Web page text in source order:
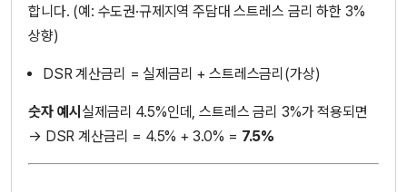
합니다. (예: 수도권·규제지역 주담대 스트레스 금리 하한 3%
상향)
DSR 계산금리 = 실제금리 + 스트레스금리(가상)
숫자 예시실제금리 4.5%인데, 스트레스 금리 3%가 적용되면
→ DSR 계산금리 = 4.5% + 3.0% = 7.5%